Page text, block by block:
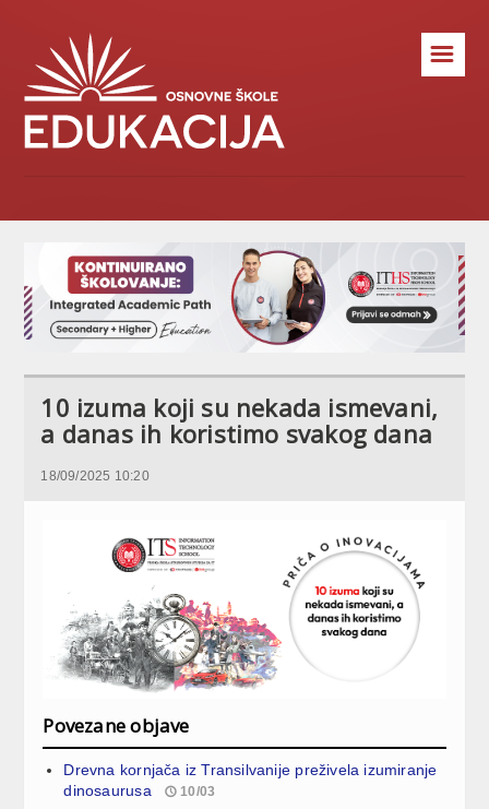
☰
10 izuma koji su nekada ismevani,
a danas ih koristimo svakog dana
18/09/2025 10:20
Povezane objave
Drevna kornjača iz Transilvanije preživela izumiranje
dinosaurusa
10/03